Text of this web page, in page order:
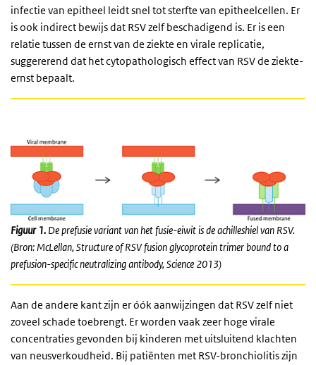
infectie van epitheel leidt snel tot sterfte van epitheelcellen. Er
is ook indirect bewijs dat RSV zelf beschadigend is. Er is een
relatie tussen de ernst van de ziekte en virale replicatie,
suggererend dat het cytopathologisch effect van RSV de ziekte-
ernst bepaalt.
Figuur 1. De prefusie variant van het fusie-eiwit is de achilleshiel van RSV.
(Bron: McLellan, Structure of RSV fusion glycoprotein trimer bound to a
prefusion-specific neutralizing antibody, Science 2013)
Aan de andere kant zijn er óók aanwijzingen dat RSV zelf niet
zoveel schade toebrengt. Er worden vaak zeer hoge virale
concentraties gevonden bij kinderen met uitsluitend klachten
van neusverkoudheid. Bij patiënten met RSV-bronchiolitis zijn